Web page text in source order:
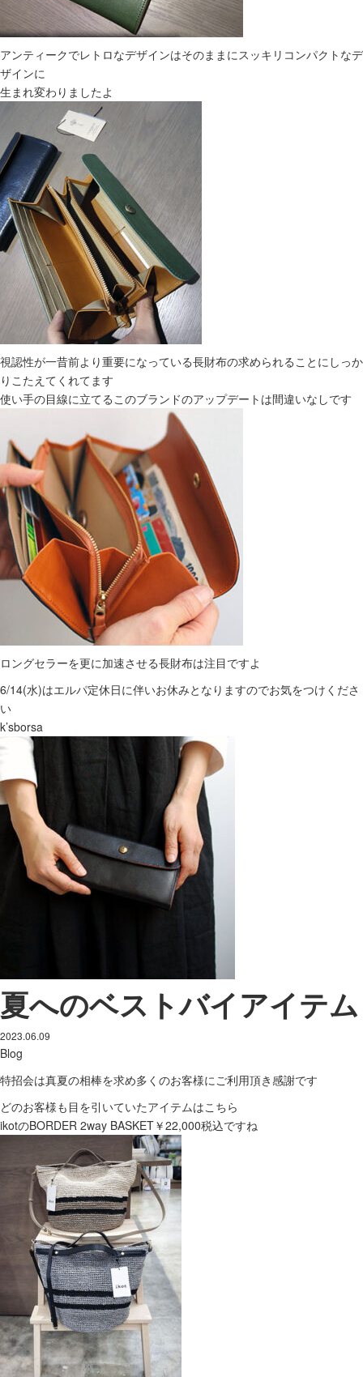
アンティークでレトロなデザインはそのままにスッキリコンパクトなデ
ザインに
生まれ変わりましたよ
視認性が一昔前より重要になっている長財布の求められることにしっか
りこたえてくれてます
使い手の目線に立てるこのブランドのアップデートは間違いなしです
ロングセラーを更に加速させる長財布は注目ですよ
6/14(水)はエルパ定休日に伴いお休みとなりますのでお気をつけくださ
い
k’sborsa
夏へのベストバイアイテム
2023.06.09
Blog
特招会は真夏の相棒を求め多くのお客様にご利用頂き感謝です
どのお客様も目を引いていたアイテムはこちら
ikotのBORDER 2way BASKET￥22,000税込ですね